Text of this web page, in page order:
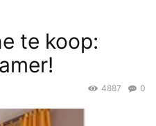
te koop:
0
4887